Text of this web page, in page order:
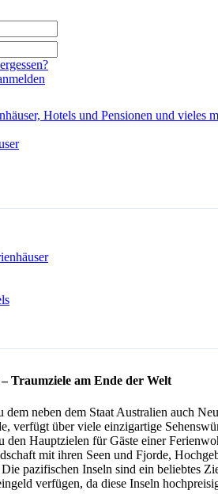
Traumziele am Ende der Welt
neben dem Staat Australien auch
verfügt über viele einzigartige
den Hauptzielen für Gäste einer
mit ihren Seen und Fjorde,
pazifischen Inseln sind ein beliebtes
verfügen, da diese Inseln